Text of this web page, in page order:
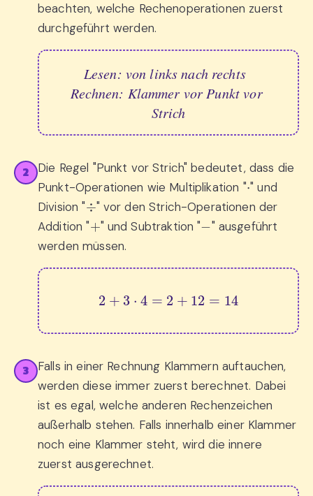
beachten, welche Rechenoperationen zuerst
durchgeführt werden.
Lesen: von links nach rechts
Rechnen: Klammer vor Punkt vor
Strich
2
Die Regel "Punkt vor Strich" bedeutet, dass die
Punkt-Operationen wie Multiplikation " ⋅" und
Division "÷
" vor den Strich-Operationen der
Addition "+ " und Subtraktion "
" ausgeführt
werden müssen.
2+3⋅ 4= 2+ 12= 14
3
Falls in einer Rechnung Klammern auftauchen,
werden diese immer zuerst berechnet. Dabei
ist es egal, welche anderen Rechenzeichen
außerhalb stehen. Falls innerhalb einer Klammer
noch eine Klammer steht, wird die innere
zuerst ausgerechnet.